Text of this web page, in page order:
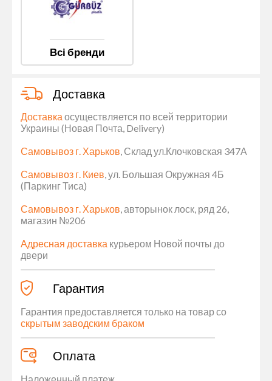
Всі бренди
Доставка
Доставка осуществляется по всей территории
Украины (Новая Почта, Delivery)
Самовывоз г. Харьков, Склад ул.Клочковская 347А
Самовывоз г. Киев, ул. Большая Окружная 4Б
(Паркинг Тиса)
Самовывоз г. Харьков, авторынок лоск, ряд 26,
магазин №206
Адресная доставка курьером Новой почты до
двери
Гарантия
Гарантия предоставляется только на товар со
скрытым заводским браком
Оплата